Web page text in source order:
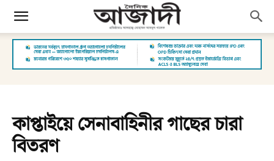
কাপ্তাইয়ে সেনাবাহিনীর গাছের চারা
বিতরণ